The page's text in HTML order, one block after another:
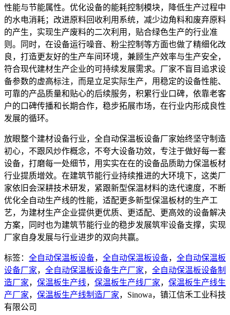
性能与节能属性。优化设备的能耗控制模块，降低生产过程中
的水电消耗；改进原料回收利用系统，减少边角料和废弃原料
的产生，实现生产废料的二次利用，贴合绿色生产的行业准
则。同时，在设备运行噪音、粉尘控制等方面也做了精细化改
良，打造更友好的生产车间环境，兼顾生产效率与生产安全，
符合现代建材生产企业的可持续发展需求。厂家不盲目追求设
备参数的虚高标注，而是立足实际生产，用稳定的设备性能、
可靠的产品质量和贴心的后续服务，积累行业口碑，依靠老客
户的口碑传播和长期合作，稳步拓展市场，在行业内形成良性
发展的循环。
放眼整个建材设备行业，全自动保温板设备厂家始终坚守制造
初心，不跟风炒作概念，不夸大设备功效，专注于做好每一套
设备，打磨每一处细节，用实实在在的设备品质助力保温板材
行业提质增效。在建筑节能行业持续推进的大环境下，这类厂
家依旧会深耕技术研发，紧跟新型保温材料的迭代速度，不断
优化全自动生产线的性能，适配更多新型保温板材的生产工
艺，为建材生产企业提供更优质、更适配、更高效的设备解决
方案，同时也为建筑节能行业的稳步发展筑牢设备支撑，实现
厂家自身发展与行业进步的双向共赢。
标签： 全自动保温板设备， 全自动保温板设备， 全自动保温板
设备厂家， 全自动保温板设备生产厂家， 全自动保温板设备制
造厂家， 保温板生产线， 保温板生产线厂家， 保温板生产线生
产厂家， 保温板生产线制造厂家，Sinowa，镇江信禾工业科技
有限公司